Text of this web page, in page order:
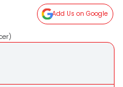
Add Us on Google